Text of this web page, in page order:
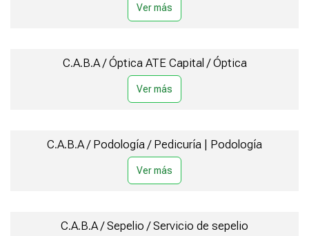
C.A.B.A / Óptica ATE Capital / Óptica
C.A.B.A / Podología / Pedicuría | Podología
C.A.B.A / Sepelio / Servicio de sepelio